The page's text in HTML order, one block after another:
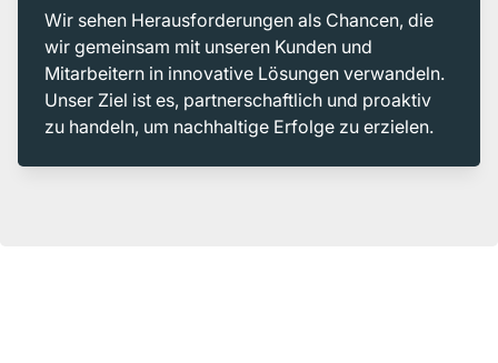
Wir sehen Herausforderungen als Chancen, die
wir gemeinsam mit unseren Kunden und
Mitarbeitern in innovative Lösungen verwandeln.
Unser Ziel ist es, partnerschaftlich und proaktiv
zu handeln, um nachhaltige Erfolge zu erzielen.